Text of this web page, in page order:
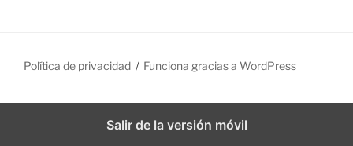
Política de privacidad Funciona gracias a WordPress
Salir de la versión móvil